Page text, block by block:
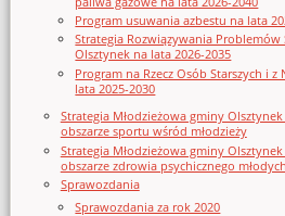
Program usuwania azbestu na lata
Strategia Rozwiązywania Problemów
Olsztynek na lata 2026-2035
Program na Rzecz Osób Starszych i
lata 2025-2030
Strategia Młodzieżowa gminy
obszarze sportu wśród młodzieży
Strategia Młodzieżowa gminy
obszarze zdrowia psychicznego
Sprawozdania
Sprawozdania za rok 2020